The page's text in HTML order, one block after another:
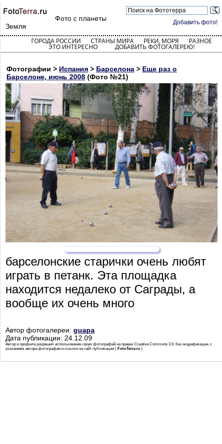
Добавить фото!
Фото с планеты
Земля
ГОРОДА РОССИИ СТРАНЫ МИРА РЕКИ, МОРЯ РАЗНОЕ
ЭТО ИНТЕРЕСНО ДОБАВИТЬ ФОТОГАЛЕРЕЮ!
Фотографии > Испания > Барселона > Еще раз о
Барселоне, июнь 2008 (Фото №21)
барселонские старички очень любят
играть в петанк. Эта площадка
находится недалеко от Саграды, а
вообще их очень много
Автор фотогалереи: guapa
Дата публикации: 24.12.09
Автор в профиле разрешил использование своих фотографий на правах Creative Commons 3.0, без модификации, с
указанием автора фотографии и ссылки на сайт публикации ( FotoTerra.ru )